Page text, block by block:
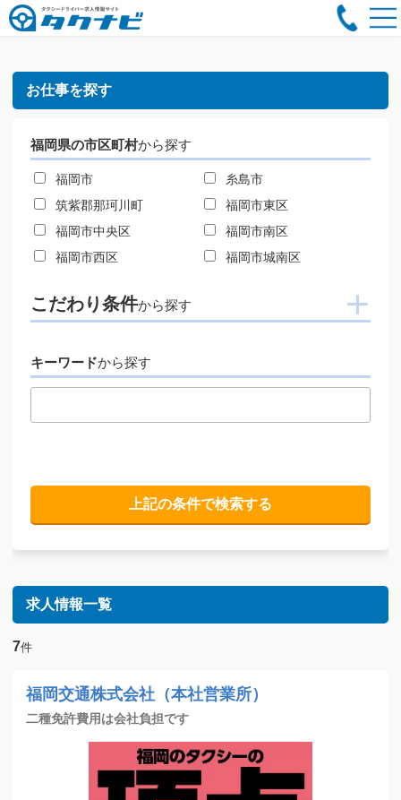
お仕事を探す
福岡県の市区町村から探す
福岡市
糸島市
筑紫郡那珂川町
福岡市東区
福岡市中央区
福岡市南区
福岡市西区
福岡市城南区
こだわり条件から探す
キーワードから探す
求人情報一覧
7件
福岡交通株式会社（本社営業所）
二種免許費用は会社負担です